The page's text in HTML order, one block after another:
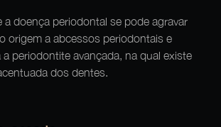
a doença periodontal se pode agravar
origem a abcessos periodontais e
periodontite avançada, na qual existe
dos dentes.